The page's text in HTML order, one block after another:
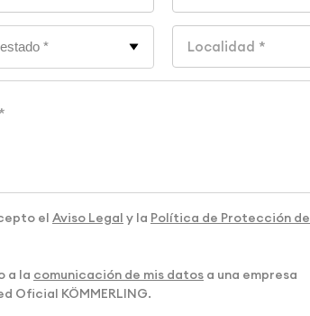
el Aviso Legal y la Política de Protección de
a la comunicación de mis datos a una empresa
Oficial KÖMMERLING.